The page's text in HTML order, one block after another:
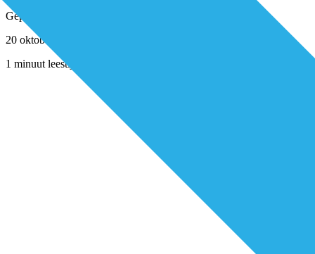
Geplaatst door
20 oktober 2020
1 minuut leestijd